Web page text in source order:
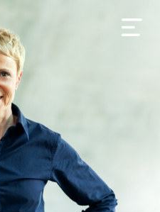
gestalten
Arbeit
Beinlich